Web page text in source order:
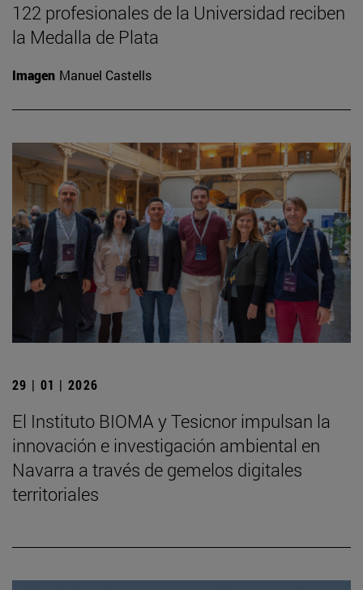
122 profesionales de la Universidad reciben
la Medalla de Plata
Imagen Manuel Castells
29 | 01 | 2026
El Instituto BIOMA y Tesicnor impulsan la
innovación e investigación ambiental en
Navarra a través de gemelos digitales
territoriales